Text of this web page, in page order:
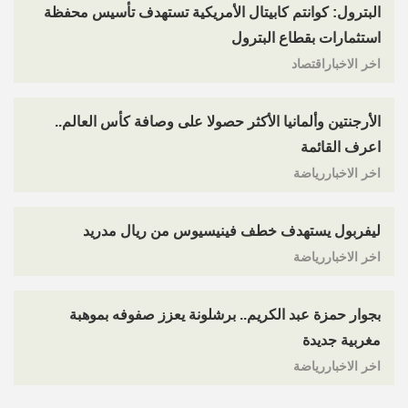
البترول: كوانتم كابيتال الأمريكية تستهدف تأسيس محفظة
استثمارات بقطاع البترول
اخر الاخباراقتصاد
الأرجنتين وألمانيا الأكثر حصولا على وصافة كأس العالم..
اعرف القائمة
اخر الاخباررياضة
ليفربول يستهدف خطف فينيسيوس من ريال مدريد
اخر الاخباررياضة
بجوار حمزة عبد الكريم.. برشلونة يعزز صفوفه بموهبة
مغربية جديدة
اخر الاخباررياضة